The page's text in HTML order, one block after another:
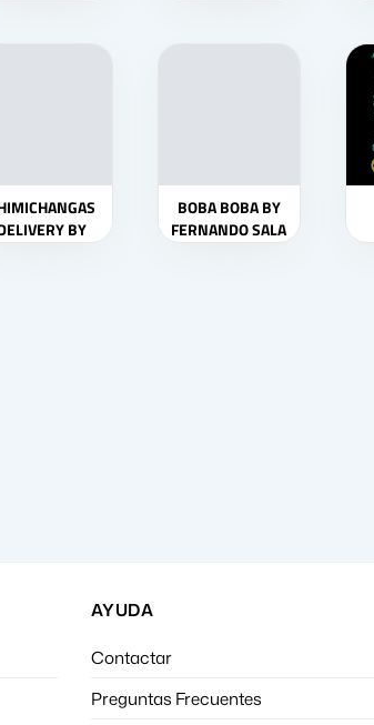
BY
BOBA BOBA BY
FERNANDO SALA
AYUDA
Contactar
Preguntas Frecuentes